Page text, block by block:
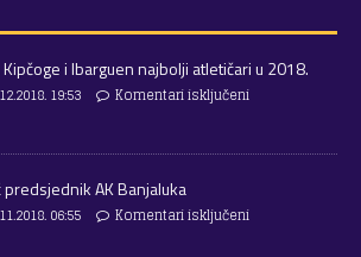
Kipčoge i Ibarguen najbolji atletičari u 2018.
19:53 Komentari isključeni
predsjednik AK Banjaluka
06:55 Komentari isključeni